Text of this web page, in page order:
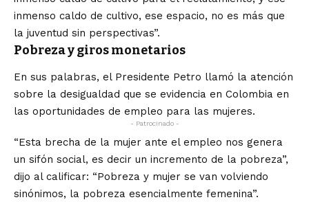
inmenso caldo de cultivo, ese espacio, no es más que
la juventud sin perspectivas”.
Pobreza y giros monetarios
En sus palabras, el Presidente Petro llamó la atención
sobre la desigualdad que se evidencia en Colombia en
las oportunidades de empleo para las mujeres.
- Patrocinado -
“Esta brecha de la mujer ante el empleo nos genera
un sifón social, es decir un incremento de la pobreza”,
dijo al calificar: “Pobreza y mujer se van volviendo
sinónimos, la pobreza esencialmente femenina”.